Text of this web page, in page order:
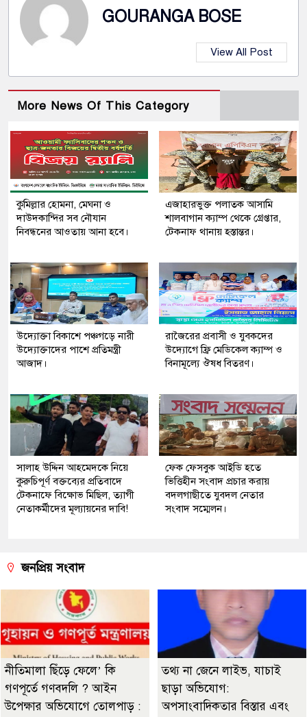
GOURANGA BOSE
View All Post
More News Of This Category
কুমিল্লার হোমনা, মেঘনা ও
দাউদকান্দির সব নৌযান
নিবন্ধনের আওতায় আনা হবে।
এজাহারভুক্ত পলাতক আসামি
শালবাগান ক্যাম্প থেকে গ্রেপ্তার,
টেকনাফ থানায় হস্তান্তর।
উদ্যোক্তা বিকাশে পঞ্চগড়ে নারী
উদ্যোক্তাদের পাশে প্রতিমন্ত্রী
আজাদ।
রাজৈরের‌ প্রবাসী ও যুবকদের
উদ্যোগে ফ্রি মেডিকেল ক্যাম্প ও
বিনামূল্যে ঔষধ বিতরণ।
সালাহ উদ্দিন আহমেদকে নিয়ে
কুরুচিপূর্ণ বক্তব্যের প্রতিবাদে
টেকনাফে বিক্ষোভ মিছিল, ত্যাগী
নেতাকর্মীদের মূল্যায়নের দাবি!
ফেক ফেসবুক আইডি হতে
ভিত্তিহীন সংবাদ প্রচার করায়
বদলগাছীতে যুবদল নেতার
সংবাদ সম্মেলন।
জনপ্রিয় সংবাদ
নীতিমালা ছিঁড়ে ফেলে’ কি
গণপূর্তে গণবদলি ? আইন
উপেক্ষার অভিযোগে তোলপাড় :
তথ্য না জেনে লাইভ, যাচাই
ছাড়া অভিযোগ:
অপসাংবাদিকতার বিস্তার এবং